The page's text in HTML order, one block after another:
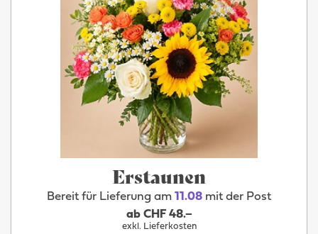
Erstaunen
Bereit für Lieferung am 11.08 mit der Post
ab CHF 48.–
exkl. Lieferkosten